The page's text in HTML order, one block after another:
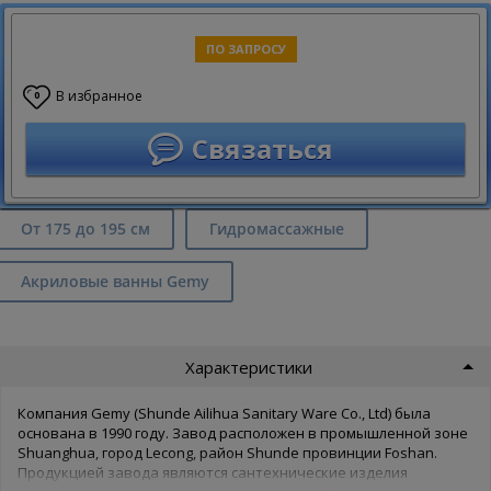
ПО ЗАПРОСУ
0 В избранное
Связаться
От 175 до 195 см Гидромассажные
Акриловые ванны Gemy
Характеристики
Компания Gemy (Shunde Ailihua Sanitary Ware Co., Ltd) была
основана в 1990 году. Завод расположен в промышленной зоне
Shuanghua, город Lecong, район Shunde провинции Foshan.
Продукцией завода являются сантехнические изделия